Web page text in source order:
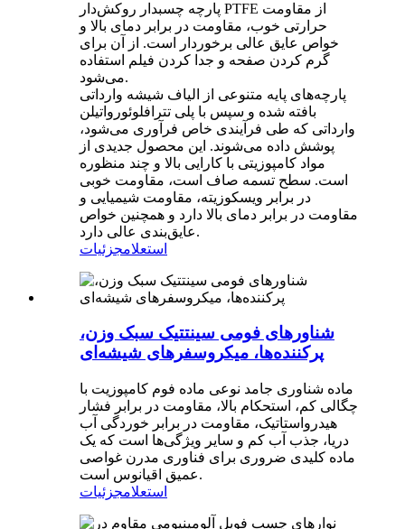
پارچه چسبدار روکش‌دار PTFE از مقاومت
حرارتی خوب، مقاومت در برابر دمای بالا و
خواص عایق عالی برخوردار است. از آن برای
گرم کردن صفحه و جدا کردن فیلم استفاده
می‌شود.
پارچه‌های پایه متنوعی از الیاف شیشه وارداتی
بافته شده و سپس با پلی تترافلوئورواتیلن
وارداتی که طی فرآیندی خاص فرآوری می‌شود،
پوشش داده می‌شوند. این محصول جدیدی از
مواد کامپوزیتی با کارایی بالا و چند منظوره
است. سطح تسمه صاف است، مقاومت خوبی
در برابر ویسکوزیته، مقاومت شیمیایی و
مقاومت در برابر دمای بالا دارد و همچنین خواص
عایق‌بندی عالی دارد.
استعلامجزئیات
شناورهای فومی سینتتیک سبک وزن،
پرکننده‌ها، میکروسفرهای شیشه‌ای
ماده شناوری جامد نوعی ماده فوم کامپوزیت با
چگالی کم، استحکام بالا، مقاومت در برابر فشار
هیدرواستاتیک، مقاومت در برابر خوردگی آب
دریا، جذب آب کم و سایر ویژگی‌ها است که یک
ماده کلیدی ضروری برای فناوری مدرن غواصی
عمیق اقیانوس است.
استعلامجزئیات